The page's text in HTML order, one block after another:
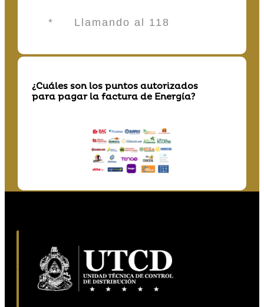
* Llamando al 118
¿Cuáles son los puntos autorizados
para pagar la factura de Energía?